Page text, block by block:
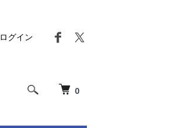
0
ログイン